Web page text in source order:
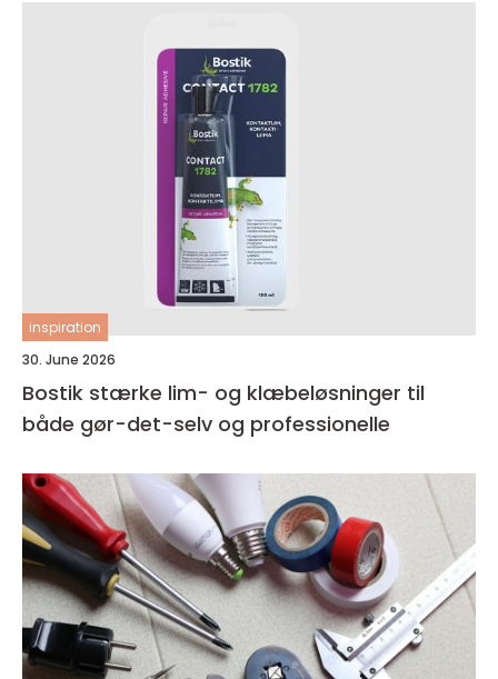
inspiration
30. June 2026
Bostik stærke lim- og klæbeløsninger til
både gør-det-selv og professionelle